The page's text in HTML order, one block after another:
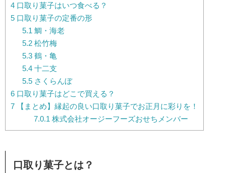
4 口取り菓子はいつ食べる？
5 口取り菓子の定番の形
5.1 鯛・海老
5.2松竹梅
5.3鶴・亀
5.4十二支
5.5さくらんぼ
6 口取り菓子はどこで買える？
7 【まとめ】縁起の良い口取り菓子でお正月に彩りを！
7.0.1 株式会社オージーフーズおせちメンバー
口取り菓子とは？